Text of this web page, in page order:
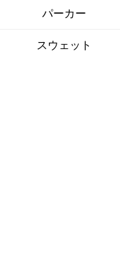
パーカー
スウェット